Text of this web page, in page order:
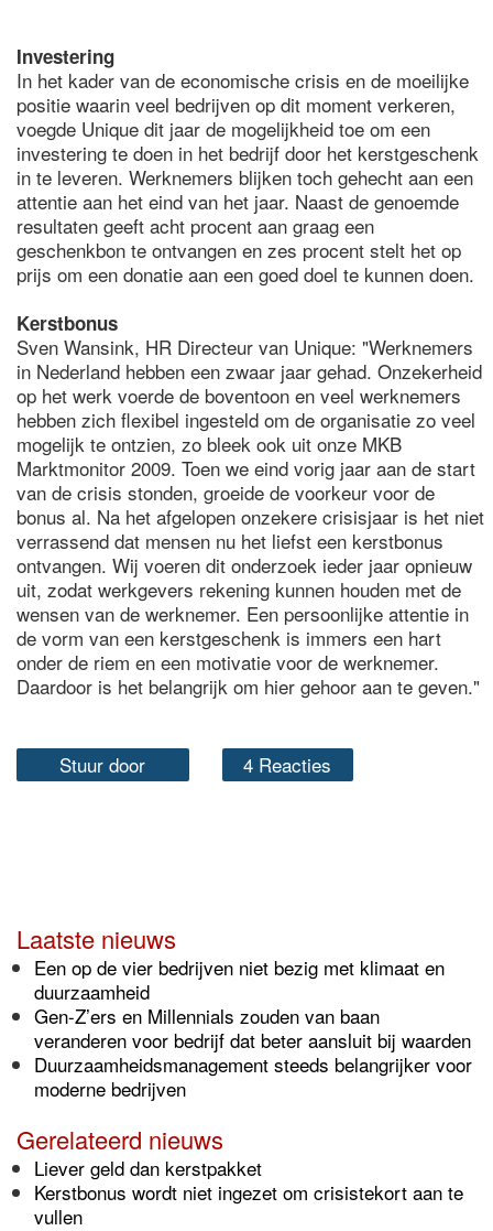
Investering
In het kader van de economische crisis en de moeilijke
positie waarin veel bedrijven op dit moment verkeren,
voegde Unique dit jaar de mogelijkheid toe om een
investering te doen in het bedrijf door het kerstgeschenk
in te leveren. Werknemers blijken toch gehecht aan een
attentie aan het eind van het jaar. Naast de genoemde
resultaten geeft acht procent aan graag een
geschenkbon te ontvangen en zes procent stelt het op
prijs om een donatie aan een goed doel te kunnen doen.
Kerstbonus
Sven Wansink, HR Directeur van Unique: "Werknemers
in Nederland hebben een zwaar jaar gehad. Onzekerheid
op het werk voerde de boventoon en veel werknemers
hebben zich flexibel ingesteld om de organisatie zo veel
mogelijk te ontzien, zo bleek ook uit onze MKB
Marktmonitor 2009. Toen we eind vorig jaar aan de start
van de crisis stonden, groeide de voorkeur voor de
bonus al. Na het afgelopen onzekere crisisjaar is het niet
verrassend dat mensen nu het liefst een kerstbonus
ontvangen. Wij voeren dit onderzoek ieder jaar opnieuw
uit, zodat werkgevers rekening kunnen houden met de
wensen van de werknemer. Een persoonlijke attentie in
de vorm van een kerstgeschenk is immers een hart
onder de riem en een motivatie voor de werknemer.
Daardoor is het belangrijk om hier gehoor aan te geven."
Stuur door 4 Reacties
Laatste nieuws
Een op de vier bedrijven niet bezig met klimaat en
duurzaamheid
Gen-Z’ers en Millennials zouden van baan
veranderen voor bedrijf dat beter aansluit bij waarden
Duurzaamheidsmanagement steeds belangrijker voor
moderne bedrijven
Gerelateerd nieuws
Liever geld dan kerstpakket
Kerstbonus wordt niet ingezet om crisistekort aan te
vullen